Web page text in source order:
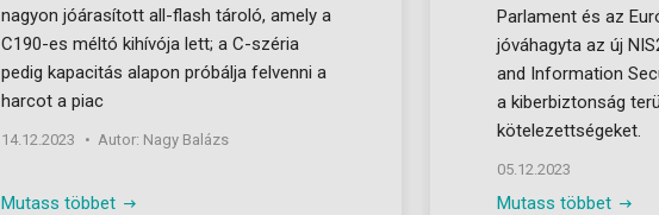
nagyon jóárasított all-flash tároló, amely a
C190-es méltó kihívója lett; a C-széria
pedig kapacitás alapon próbálja felvenni a
harcot a piac
14.12.2023 Autor: Nagy Balázs
Mutass többet
Parlament és az
jóváhagyta az új
and Information
a kiberbiztonság
kötelezettségeket.
05.12.2023
Mutass többet